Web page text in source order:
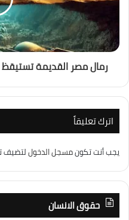
رمال مصر القديمة
اترك تعليقاً
يجب أنت تكونمسجل الدخوللتضيف
حقوق الانسان